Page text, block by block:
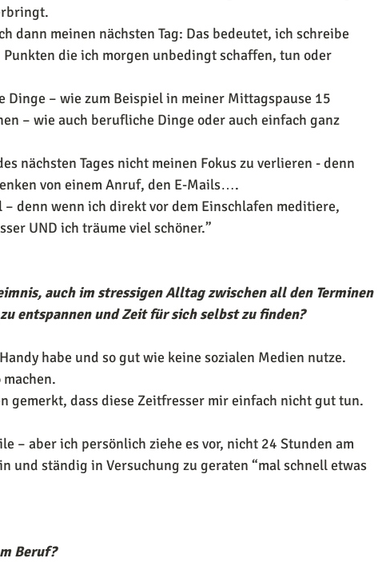
dann meinen nächsten Tag: Das bedeutet, ich schreibe
die ich morgen unbedingt schaffen, tun oder
Dinge – wie zum Beispiel in meiner Mittagspause 15
– wie auch berufliche Dinge oder auch einfach ganz
nächsten Tages nicht meinen Fokus zu verlieren - denn
von einem Anruf, den E-Mails….
denn wenn ich direkt vor dem Einschlafen meditiere,
UND ich träume viel schöner.”
auch im stressigen Alltag zwischen all den Terminen
entspannen und Zeit für sich selbst zu finden?
habe und so gut wie keine sozialen Medien nutze.
gemerkt, dass diese Zeitfresser mir einfach nicht gut tun.
– aber ich persönlich ziehe es vor, nicht 24 Stunden am
und ständig in Versuchung zu geraten “mal schnell etwas
Beruf?